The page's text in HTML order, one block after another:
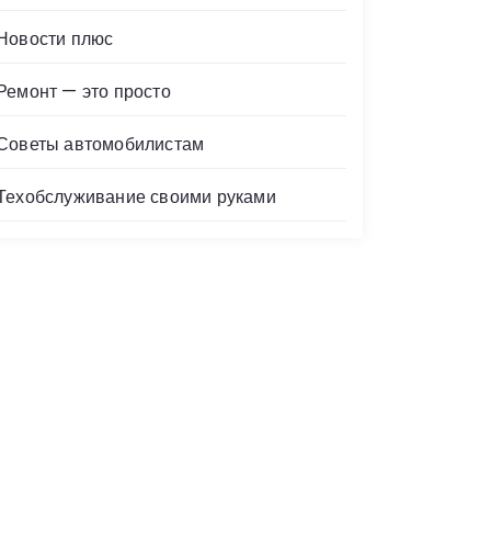
плюс
— это просто
автомобилистам
своими руками